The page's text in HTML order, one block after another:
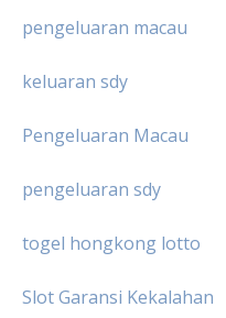
pengeluaran macau
keluaran sdy
Pengeluaran Macau
pengeluaran sdy
togel hongkong lotto
Slot Garansi Kekalahan